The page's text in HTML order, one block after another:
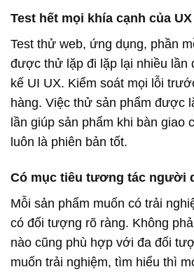
Test hết mọi khía cạnh của UX
Test thử web, ứng dụng, phần
được thử lặp đi lặp lại nhiều lần
kế UI UX. Kiểm soát mọi lỗi
hàng. Việc thử sản phẩm được
lần giúp sản phẩm khi bàn giao
luôn là phiên bản tốt.
Có mục tiêu tương tác người
Mỗi sản phẩm muốn có trải
có đối tượng rõ ràng. Không
nào cũng phù hợp với đa đối
muốn trải nghiệm, tìm hiểu thì